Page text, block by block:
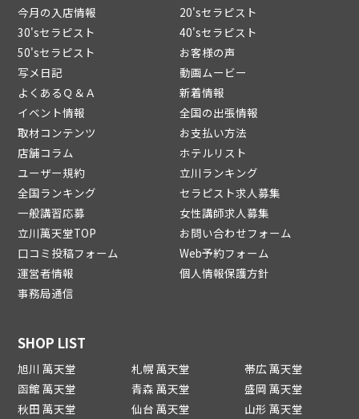
今月の入店情報
20'sセラピスト
30'sセラピスト
40'sセラピスト
50'sセラピスト
お客様の声
写メ日記
動画ムービー
よくあるＱ＆Ａ
新着情報
イベント情報
全国の出張情報
取材コンテンツ
お支払い方法
店舗コラム
ホテルリスト
ユーザー規約
立川ランキング
全国ランキング
セラピスト求人募集
一般講習応募
女性講師求人募集
立川萬天堂TOP
お問い合わせフォーム
口コミ投稿フォーム
Web予約フォーム
運営者情報
個人情報保護方針
事務局通信
SHOP LIST
旭川 萬天堂 札幌 萬天堂
帯広 萬天堂
函館 萬天堂
青森 萬天堂
盛岡 萬天堂
秋田 萬天堂
仙台 萬天堂
山形 萬天堂